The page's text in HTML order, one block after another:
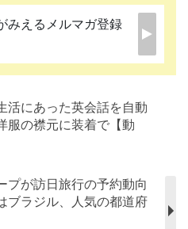
みえるメルマガ登録
活にあった英会話を自動
服の襟元に装着で【動
プが訪日旅行の予約動向
ブラジル、人気の都道府